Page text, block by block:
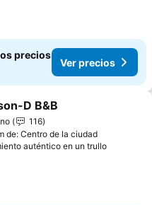
precios
Ver precios
a favoritos
D B&B
116
de: Centro de la ciudad
auténtico en un trullo